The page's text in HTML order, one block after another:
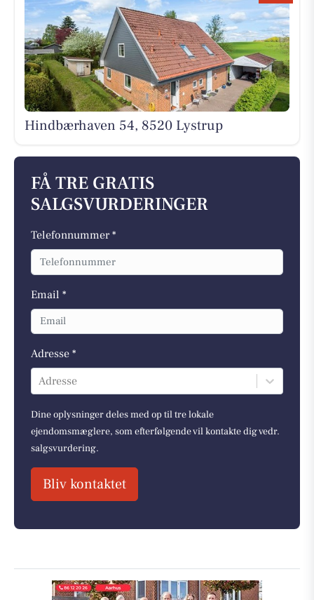
Hindbærhaven 54, 8520 Lystrup
FÅ TRE GRATIS
SALGSVURDERINGER
Telefonnummer *
Email *
Adresse *
Adresse
Dine oplysninger deles med op til tre lokale
ejendomsmæglere, som efterfølgende vil kontakte dig vedr.
salgsvurdering.
Bliv kontaktet